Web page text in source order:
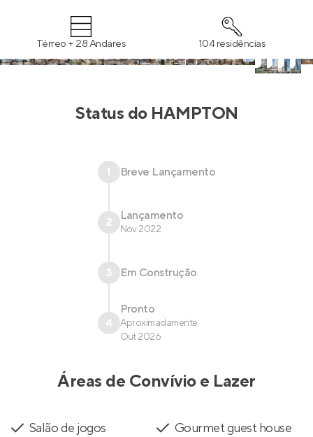
Térreo + 28 Andares 104 residências
Status do HAMPTON
1 Breve Lançamento
2 Lançamento
Nov 2022
3 Em Construção
4
Pronto
Aproximadamente
Out 2026
Áreas de Convívio e Lazer
Salão de jogos
Gourmet guest house